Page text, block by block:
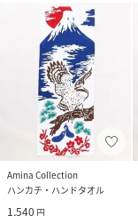
Amina Collection
ハンカチ・ハンドタオル
1,540 円